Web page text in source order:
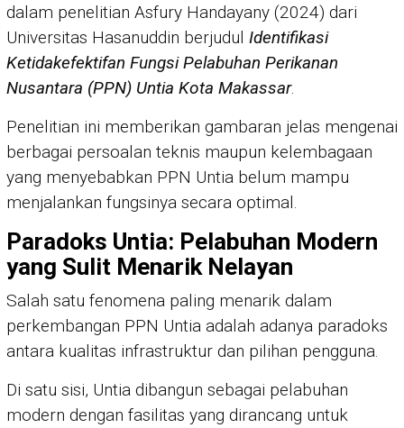
dalam penelitian Asfury Handayany (2024) dari
Universitas Hasanuddin berjudul Identifikasi
Ketidakefektifan Fungsi Pelabuhan Perikanan
Nusantara (PPN) Untia Kota Makassar.
Penelitian ini memberikan gambaran jelas mengenai
berbagai persoalan teknis maupun kelembagaan
yang menyebabkan PPN Untia belum mampu
menjalankan fungsinya secara optimal.
Paradoks Untia: Pelabuhan Modern
yang Sulit Menarik Nelayan
Salah satu fenomena paling menarik dalam
perkembangan PPN Untia adalah adanya paradoks
antara kualitas infrastruktur dan pilihan pengguna.
Di satu sisi, Untia dibangun sebagai pelabuhan
modern dengan fasilitas yang dirancang untuk